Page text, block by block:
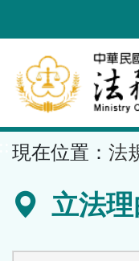
到
要
內
容
區
現在位置： 法
立法理